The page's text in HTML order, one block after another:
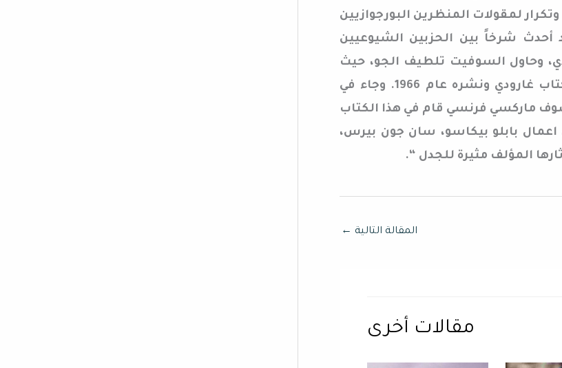
لمقولات المنظرين البورجوازيين
أحدث شرخاً بين الحزبين الشيوعيين
وحاول السوفيت تلطيف الجو، حيث
قامت “دار التقدم” السوفيتية بترجمة كتاب غارودي ونشره عام 1966. وجاء في
ماركسي فرنسي قام في هذا الكتاب
بابلو بيكاسو، سان جون بيرس،
المؤلف مثيرة للجدل “.
المقالة التالية ←
مقالات أخرى